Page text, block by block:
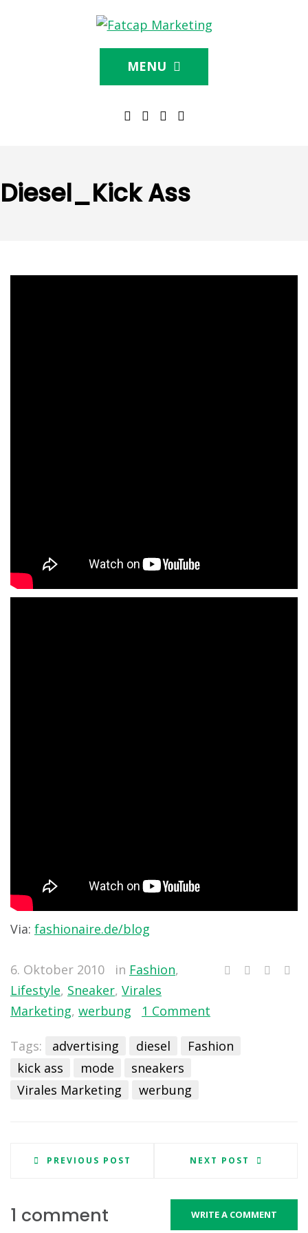
MENU
Diesel_Kick Ass
Via: fashionaire.de/blog
6. Oktober 2010 in Fashion,
Lifestyle, Sneaker, Virales
Marketing, werbung 1 Comment
Tags: advertising diesel
Fashion
kick ass
mode
sneakers
Virales Marketing
werbung
PREVIOUS POST NEXT POST
1 comment WRITE A COMMENT